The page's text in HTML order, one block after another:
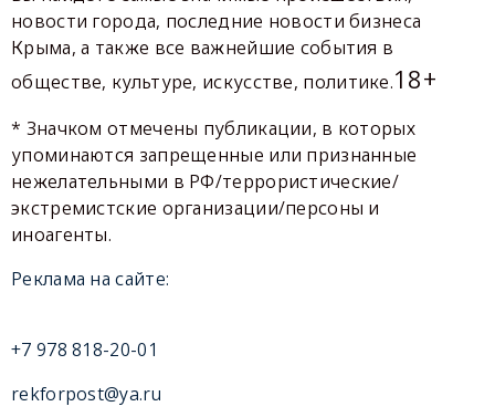
новости города, последние новости бизнеса
Крыма, а также все важнейшие события в
обществе, культуре, искусстве, политике.18+
* Значком отмечены публикации, в которых
упоминаются запрещенные или признанные
нежелательными в РФ/террористические/
экстремистские организации/персоны и
иноагенты.
Реклама на сайте:
+7 978 818-20-01
rekforpost@ya.ru